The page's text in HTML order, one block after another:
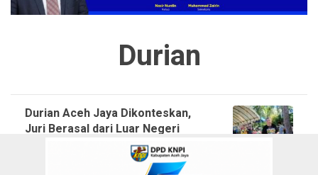
Durian
Durian Aceh Jaya Dikonteskan,
Juri Berasal dari Luar Negeri